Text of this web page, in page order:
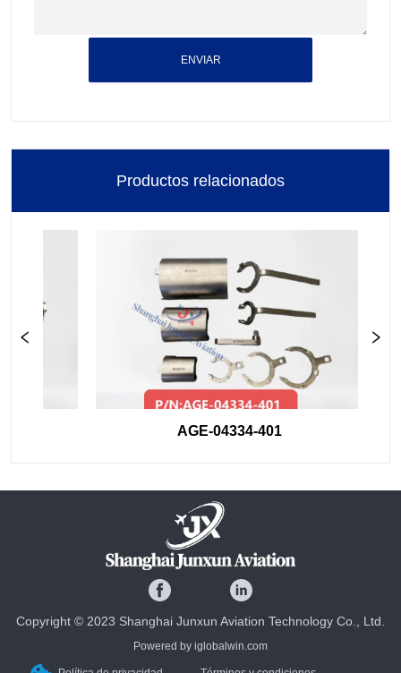
ENVIAR
Productos relacionados
AGE-04334-401
Copyright © 2023 Shanghai Junxun Aviation Technology Co., Ltd.
Powered by iglobalwin.com